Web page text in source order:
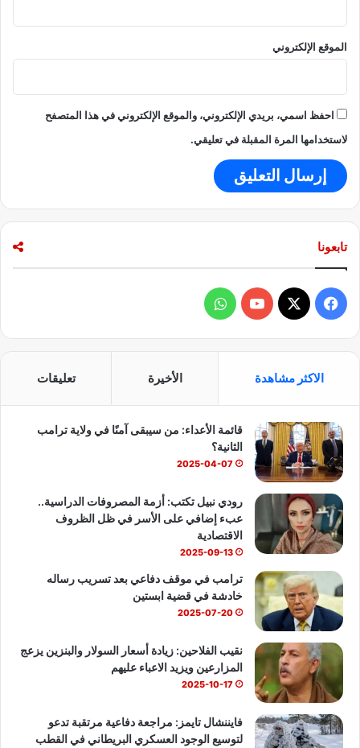
الموقع الإلكتروني
احفظ اسمي، بريدي الإلكتروني، والموقع الإلكتروني في هذا المتصفح
لاستخدامها المرة المقبلة في تعليقي.
تابعونا
ي
و
ك
X
Y
T
u
e
ا
ا
ب
الاكثر مشاهدة الأخيرة تعليقات
قائمة الأعداء: من سيبقى آمنًا في ولاية ترامب
الثانية؟
2025-04-07
رودي نبيل تكتب: أزمة المصروفات الدراسية..
عبء إضافي على الأسر في ظل الظروف
الاقتصادية
2025-09-13
ترامب في موقف دفاعي بعد تسريب رساله
خادشة في قضية ابستين
2025-07-20
نقيب الفلاحين: زيادة أسعار السولار والبنزين يزعج
المزارعين ويزيد الاعباء عليهم
2025-10-17
فايننشال تايمز: مراجعة دفاعية مرتقبة تدعو
لتوسيع الوجود العسكري البريطاني في القطب